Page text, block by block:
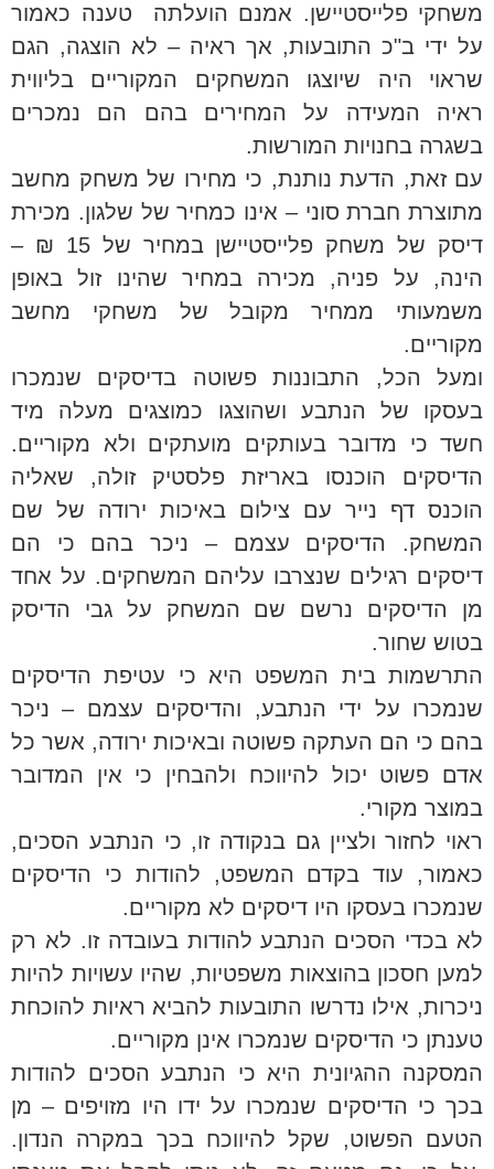
משחקי פלייסטיישן. אמנם הועלתה טענה כאמור
על ידי ב"כ התובעות, אך ראיה – לא הוצגה, הגם
שראוי היה שיוצגו המשחקים המקוריים בליווית
ראיה המעידה על המחירים בהם הם נמכרים
בשגרה בחנויות המורשות.
עם זאת, הדעת נותנת, כי מחירו של משחק מחשב
מתוצרת חברת סוני – אינו כמחיר של שלגון. מכירת
דיסק של משחק פלייסטיישן במחיר של 15 ₪ –
הינה, על פניה, מכירה במחיר שהינו זול באופן
משמעותי ממחיר מקובל של משחקי מחשב
מקוריים.
ומעל הכל, התבוננות פשוטה בדיסקים שנמכרו
בעסקו של הנתבע ושהוצגו כמוצגים מעלה מיד
חשד כי מדובר בעותקים מועתקים ולא מקוריים.
הדיסקים הוכנסו באריזת פלסטיק זולה, שאליה
הוכנס דף נייר עם צילום באיכות ירודה של שם
המשחק. הדיסקים עצמם – ניכר בהם כי הם
דיסקים רגילים שנצרבו עליהם המשחקים. על אחד
מן הדיסקים נרשם שם המשחק על גבי הדיסק
בטוש שחור.
התרשמות בית המשפט היא כי עטיפת הדיסקים
שנמכרו על ידי הנתבע, והדיסקים עצמם – ניכר
בהם כי הם העתקה פשוטה ובאיכות ירודה, אשר כל
אדם פשוט יכול להיווכח ולהבחין כי אין המדובר
במוצר מקורי.
ראוי לחזור ולציין גם בנקודה זו, כי הנתבע הסכים,
כאמור, עוד בקדם המשפט, להודות כי הדיסקים
שנמכרו בעסקו היו דיסקים לא מקוריים.
לא בכדי הסכים הנתבע להודות בעובדה זו. לא רק
למען חסכון בהוצאות משפטיות, שהיו עשויות להיות
ניכרות, אילו נדרשו התובעות להביא ראיות להוכחת
טענתן כי הדיסקים שנמכרו אינן מקוריים.
המסקנה ההגיונית היא כי הנתבע הסכים להודות
בכך כי הדיסקים שנמכרו על ידו היו מזויפים – מן
הטעם הפשוט, שקל להיווכח בכך במקרה הנדון.